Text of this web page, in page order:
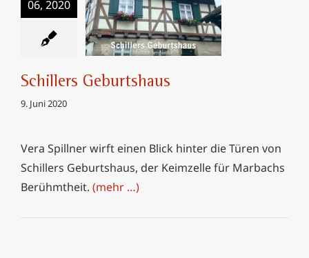
06, 2020
Schillers Geburtshaus
Schillers Geburtshaus
9. Juni 2020
Vera Spillner wirft einen Blick hinter die Türen von
Schillers Geburtshaus, der Keimzelle für Marbachs
Berühmtheit. (mehr …)